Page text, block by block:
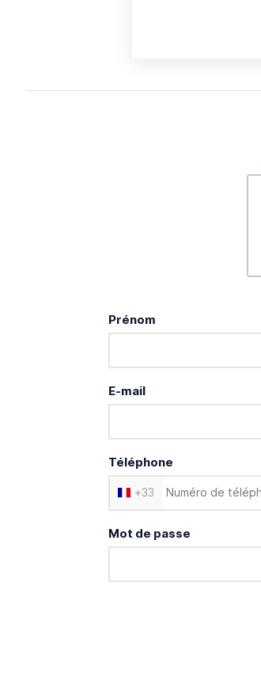
Prénom
E-mail
Téléphone
+33
Mot de passe